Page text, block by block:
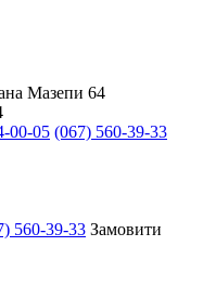
Мазепи 64
00-05 (067) 560-39-33
560-39-33 Замовити